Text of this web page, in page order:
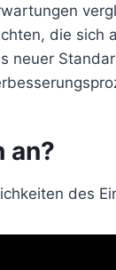
die sich
neuer
an?
des